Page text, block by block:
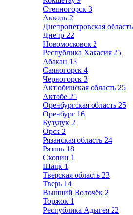
Степногорск 3
Акколь 2
Днепропетровская область
Днепр 22
Новомосковск 2
Республика Хакасия 25
Абакан 13
Саяногорск 4
Черногорск 3
Актюбинская область 25
Актобе 25
Оренбургская область 25
Оренбург 16
Бузулук 2
Орск 2
Рязанская область 24
Рязань 18
Скопин 1
Шацк 1
Тверская область 23
Тверь 14
Вышний Волочёк 2
Торжок 1
Республика Адыгея 22